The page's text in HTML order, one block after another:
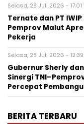
Selasa, 28 Juli 2026 - 17:01
Ternate dan PT
Pemprov Malut
Pekerja
Selasa, 28 Juli 2026 - 12:39
Gubernur Sherly
Sinergi
Percepat
BERITA TERBARU